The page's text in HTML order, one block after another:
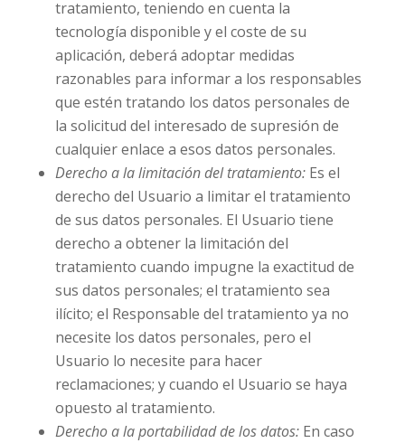
tratamiento, teniendo en cuenta la
tecnología disponible y el coste de su
aplicación, deberá adoptar medidas
razonables para informar a los responsables
que estén tratando los datos personales de
la solicitud del interesado de supresión de
cualquier enlace a esos datos personales.
Derecho a la limitación del tratamiento:Es el
derecho del Usuario a limitar el tratamiento
de sus datos personales. El Usuario tiene
derecho a obtener la limitación del
tratamiento cuando impugne la exactitud de
sus datos personales; el tratamiento sea
ilícito; el Responsable del tratamiento ya no
necesite los datos personales, pero el
Usuario lo necesite para hacer
reclamaciones; y cuando el Usuario se haya
opuesto al tratamiento.
Derecho a la portabilidad de los datos:En caso